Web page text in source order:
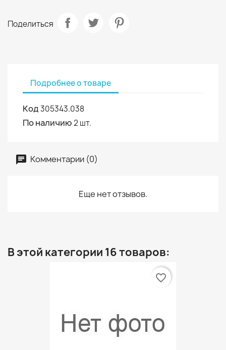
Поделиться
Подробнее о товаре
Код305343.038
По наличию2 шт.
Комментарии (0)
Еще нет отзывов.
В этой категории 16 товаров:
favorite_border